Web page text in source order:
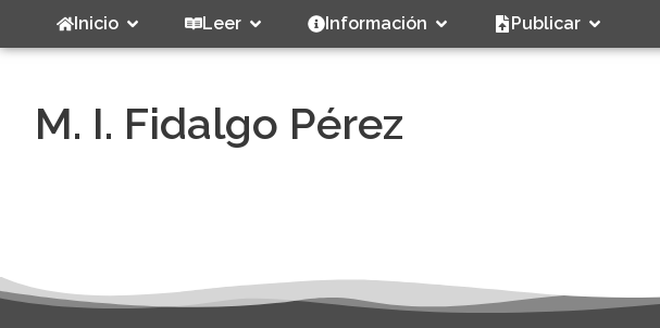
Inicio Leer Información Publicar
M. I. Fidalgo Pérez